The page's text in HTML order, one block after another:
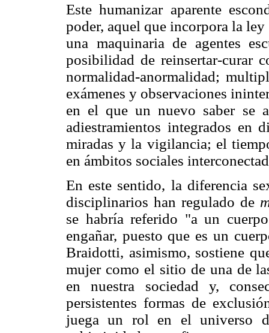
Este humanizar aparente
poder, aquel que incorpora la
una maquinaria de agentes
posibilidad de reinsertar-curar
normalidad-anormalidad;
exámenes y observaciones
en el que un nuevo saber se
adiestramientos integrados en
miradas y la vigilancia; el
en ámbitos sociales
En este sentido, la diferencia
disciplinarios han regulado de
se habría referido "a un
engañar, puesto que es un
Braidotti, asimismo, sostiene
mujer como el sitio de una de
en nuestra sociedad y,
persistentes formas de
juega un rol en el universo